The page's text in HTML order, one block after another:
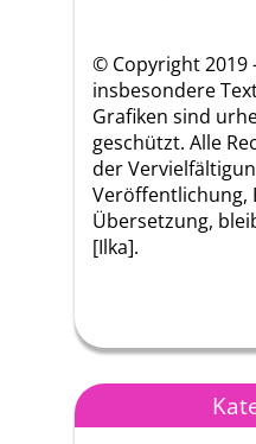
© Copyright 2019
insbesondere
Grafiken sind
geschützt. Alle
der
Veröffentlichung,
Übersetzung,
[Ilka].